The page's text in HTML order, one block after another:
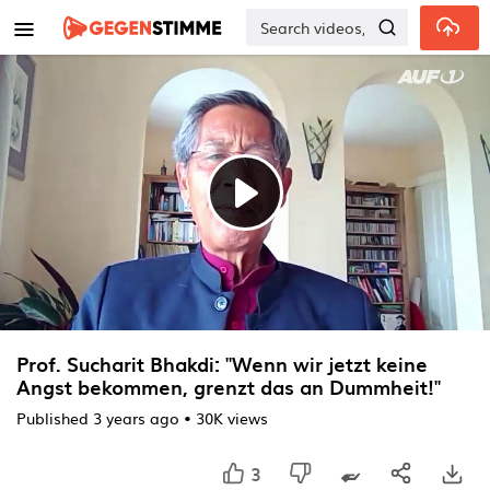
Skip to main content
Play
Video
Prof. Sucharit Bhakdi: "Wenn wir jetzt keine
Angst bekommen, grenzt das an Dummheit!"
Published 3 years ago • 30K views
3